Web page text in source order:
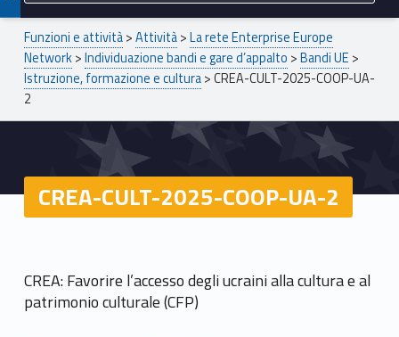
Breadcrumbs navigation
Funzioni e attività>Attività>La rete Enterprise Europe
Network>Individuazione bandi e gare d’appalto >Bandi UE >
Istruzione, formazione e cultura>CREA-CULT-2025-COOP-UA-
2
CREA-CULT-2025-COOP-UA-2
CREA: Favorire l’accesso degli ucraini alla cultura e al
patrimonio culturale (CFP)